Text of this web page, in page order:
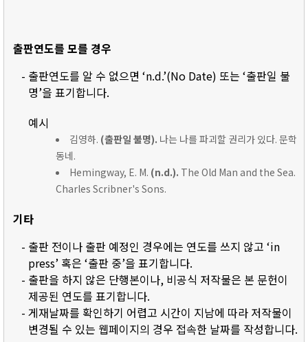
출판연도를 모를 경우
- 출판연도를 알 수 없으면 ‘n.d.’(No Date) 또는 ‘출판일 불
명’을 표기합니다.
예시
김영하. (출판일 불명). 나는 나를 파괴할 권리가 있다. 문학
동네.
Hemingway, E. M. (n.d.). The Old Man and the Sea.
Charles Scribner's Sons.
기타
- 출판 전이나 출판 예정인 경우에는 연도를 쓰지 않고 ‘in
press’ 혹은 ‘출판 중’을 표기합니다.
- 출판을 하지 않은 단행본이나, 비공식 저작물은 본 문헌이
제공된 연도를 표기합니다.
- 게재날짜를 확인하기 어렵고 시간이 지남에 따라 저작물이
변경될 수 있는 웹페이지의 경우 접속한 날짜를 작성합니다.